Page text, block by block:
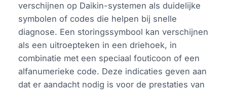
verschijnen op Daikin-systemen als duidelijke
symbolen of codes die helpen bij snelle
diagnose. Een storingssymbool kan verschijnen
als een uitroepteken in een driehoek, in
combinatie met een speciaal fouticoon of een
alfanumerieke code. Deze indicaties geven aan
dat er aandacht nodig is voor de prestaties van